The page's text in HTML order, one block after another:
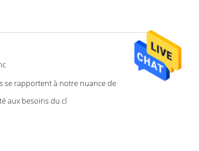
se rapportent à notre nuance de
aux besoins du cl